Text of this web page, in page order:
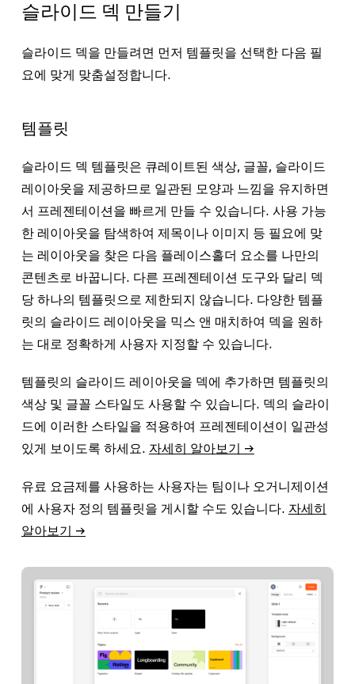
슬라이드 덱 만들기
슬라이드 덱을 만들려면 먼저 템플릿을 선택한 다음 필
요에 맞게 맞춤설정합니다.
템플릿
슬라이드 덱 템플릿은 큐레이트된 색상, 글꼴, 슬라이드
레이아웃을 제공하므로 일관된 모양과 느낌을 유지하면
서 프레젠테이션을 빠르게 만들 수 있습니다. 사용 가능
한 레이아웃을 탐색하여 제목이나 이미지 등 필요에 맞
는 레이아웃을 찾은 다음 플레이스홀더 요소를 나만의
콘텐츠로 바꿉니다. 다른 프레젠테이션 도구와 달리 덱
당 하나의 템플릿으로 제한되지 않습니다. 다양한 템플
릿의 슬라이드 레이아웃을 믹스 앤 매치하여 덱을 원하
는 대로 정확하게 사용자 지정할 수 있습니다.
템플릿의 슬라이드 레이아웃을 덱에 추가하면 템플릿의
색상 및 글꼴 스타일도 사용할 수 있습니다. 덱의 슬라이
드에 이러한 스타일을 적용하여 프레젠테이션이 일관성
있게 보이도록 하세요. 자세히 알아보기 →
유료 요금제를 사용하는 사용자는 팀이나 오거니제이션
에 사용자 정의 템플릿을 게시할 수도 있습니다. 자세히
알아보기 →